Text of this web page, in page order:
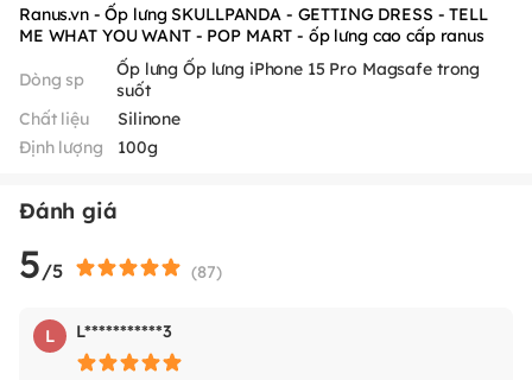
Ranus.vn - Ốp lưng SKULLPANDA - GETTING DRESS - TELL
ME WHAT YOU WANT - POP MART - ốp lưng cao cấp ranus
Dòng sp
Ốp lưng Ốp lưng iPhone 15 Pro Magsafe trong
suốt
Chất liệu
Silinone
Định lượng
100g
Đánh giá
5/5 (87)
L L***********3